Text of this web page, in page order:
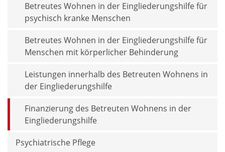
Betreutes Wohnen in der Eingliederungshilfe für
psychisch kranke Menschen
Betreutes Wohnen in der Eingliederungshilfe für
Menschen mit körperlicher Behinderung
Leistungen innerhalb des Betreuten Wohnens in
der Eingliederungshilfe
Finanzierung des Betreuten Wohnens in der
Eingliederungshilfe
Psychiatrische Pflege